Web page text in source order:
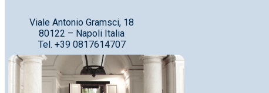
Viale Antonio Gramsci, 18
80122 – Napoli Italia
Tel. +39 0817614707